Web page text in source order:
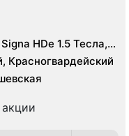
HDe 1.5 Тесла,
Красногвардейский